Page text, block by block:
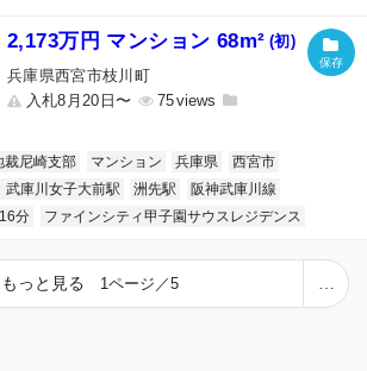
2,173万円 マンション 68m² (初)
兵庫県西宮市枝川町
入札8月20日〜
75
裁尼崎支部 マンション 兵庫県
西宮市
武庫川女子大前駅 洲先駅
阪神武庫川線
分 ファインシティ甲子園サウスレジデンス
もっと見る 1ページ／5